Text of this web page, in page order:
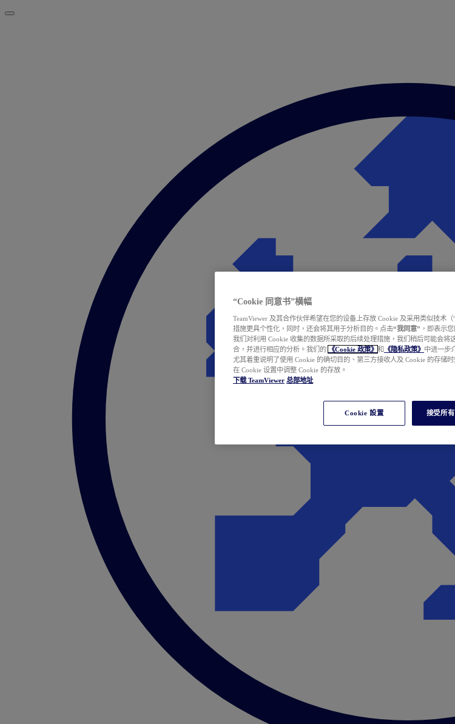
“Cookie 同意书”横幅
TeamViewer 及其合作伙伴希望在您的设备上存放 Cookie 及采用类似技术
措施更具个性化，同时，还会将其用于分析目的。点击“我同意” ，即表示
我们对利用 Cookie 收集的数据所采取的后续处理措施，我们稍后可能会将
合，并进行相应的分析。我们的
《Cookie 政策》 和 《隐私政策》 中进一步
尤其着重说明了使用 Cookie 的确切目的、第三方接收人及 Cookie 的存储
在 Cookie 设置中调整 Cookie 的存放。
下载 TeamViewer 总部地址
Cookie 設置 接受所